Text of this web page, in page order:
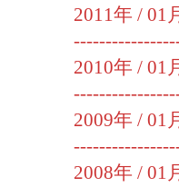
2011年 / 01
2010年 / 01
2009年 / 01
2008年 / 01